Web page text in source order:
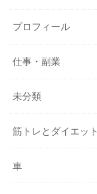
プロフィール
仕事・副業
未分類
筋トレとダイエット
車